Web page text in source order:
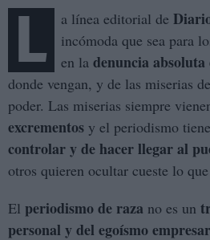
L a línea editorial de
incómoda que sea para
en la denuncia absoluta
donde vengan, y de las miserias
poder. Las miserias siempre
excrementos y el periodismo
controlar y de hacer llegar al
otros quieren ocultar cueste lo
El periodismo de raza no es un
personal y del egoísmo